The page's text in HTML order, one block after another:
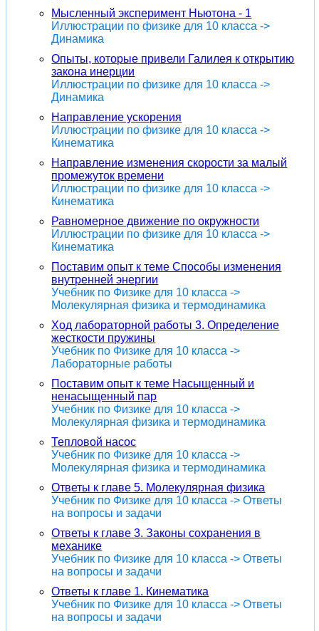
Мысленный эксперимент Ньютона - 1
Иллюстрации по физике для 10 класса ->
Динамика
Опыты, которые привели Галилея к открытию
закона инерции
Иллюстрации по физике для 10 класса ->
Динамика
Направление ускорения
Иллюстрации по физике для 10 класса ->
Кинематика
Направление изменения скорости за малый
промежуток времени
Иллюстрации по физике для 10 класса ->
Кинематика
Равномерное движение по окружности
Иллюстрации по физике для 10 класса ->
Кинематика
Поставим опыт к теме Способы изменения
внутренней энергии
Учебник по Физике для 10 класса ->
Молекулярная физика и термодинамика
Ход лабораторной работы 3. Определение
жесткости пружины
Учебник по Физике для 10 класса ->
Лабораторные работы
Поставим опыт к теме Насыщенный и
ненасыщенный пар
Учебник по Физике для 10 класса ->
Молекулярная физика и термодинамика
Тепловой насос
Учебник по Физике для 10 класса ->
Молекулярная физика и термодинамика
Ответы к главе 5. Молекулярная физика
Учебник по Физике для 10 класса -> Ответы
на вопросы и задачи
Ответы к главе 3. Законы сохранения в
механике
Учебник по Физике для 10 класса -> Ответы
на вопросы и задачи
Ответы к главе 1. Кинематика
Учебник по Физике для 10 класса -> Ответы
на вопросы и задачи